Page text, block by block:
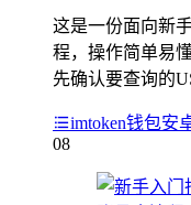
这是一份面向新
程，操作简单易
先确认要查询的
imtoken钱包安
08